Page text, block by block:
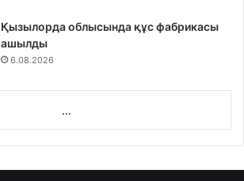
Қызылорда облысында құс фабрикасы
ашылды
6.08.2026
...